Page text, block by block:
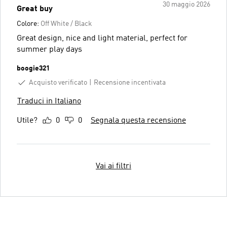
30 maggio 2026
Great buy
Colore: Off White / Black
Great design, nice and light material, perfect for
summer play days
boogie321
Acquisto verificato
Recensione incentivata
Traduci in Italiano
Utile? 0 0 Segnala questa recensione
Vai ai filtri